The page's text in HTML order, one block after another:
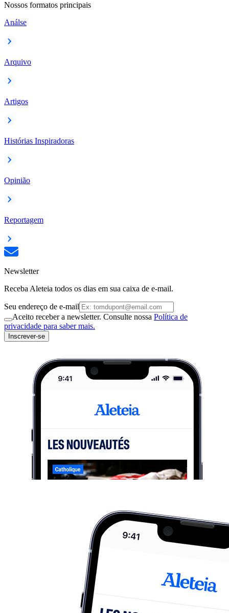
Nossos formatos principais
Análse
Arquivo
Artigos
Histórias Inspiradoras
Opinião
Reportagem
Newsletter
Receba Aleteia todos os dias em sua caixa de e-mail.
Seu endereço de e-mail
Aceito receber a newsletter. Consulte nossa Política de
privacidade para saber mais.
Inscrever-se